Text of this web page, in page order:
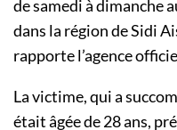
de samedi à dimanche
dans la région de Sidi
rapporte l’agence
La victime, qui a
était âgée de 28 ans,